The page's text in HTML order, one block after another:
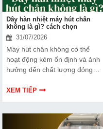
Dây hàn nhiệt máy hút chân
không là gì? cách chọn
31/07/2026
Máy hút chân không có thể
hoạt động kém ổn định và ảnh
hưởng đến chất lượng đóng
Bài viết dưới đây sẽ giúp bạn
XEM TIẾP